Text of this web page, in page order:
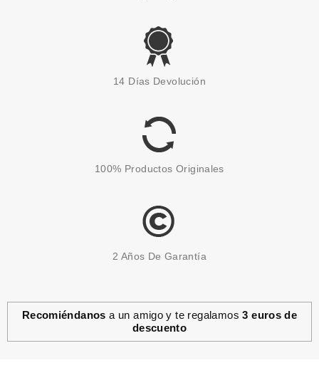
CATRICE
CATRICE COLORETE LIQUIDO
BRILLANTE SOFT EMBRACE 02
5.05€
ESSENCE
14 Días Devolución
100% Productos Originales
2 Años De Garantía
Recomiéndanos a un amigo y te regalamos3 euros de
descuento